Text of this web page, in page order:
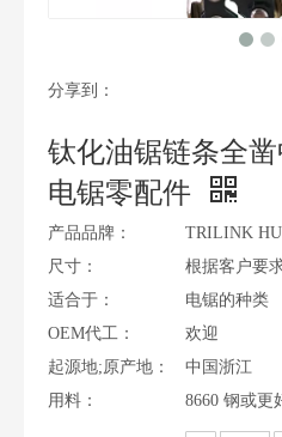
分享到：
钛化油锯链条全凿
电锯零配件
产品品牌：
TRILINK
尺寸：
根据客户要
适合于：
电锯的种类
OEM代工：
欢迎
起源地;原产地：
中国浙江
用料：
8660 钢或更